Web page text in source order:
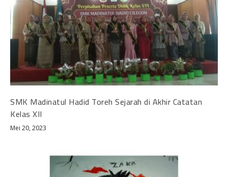
SMK Madinatul Hadid Toreh Sejarah di Akhir Catatan
Kelas XII
Mei 20, 2023